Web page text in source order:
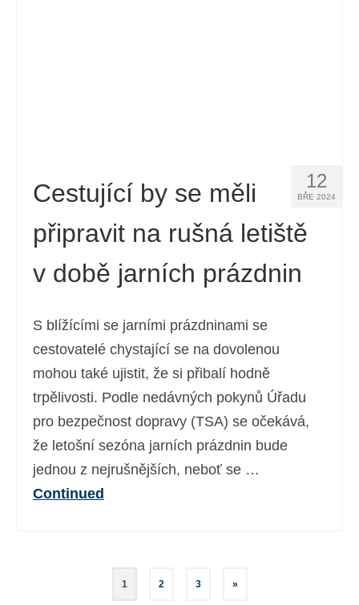
12
BŘE 2024
Cestující by se měli
připravit na rušná letiště
v době jarních prázdnin
S blížícími se jarními prázdninami se
cestovatelé chystající se na dovolenou
mohou také ujistit, že si přibalí hodně
trpělivosti. Podle nedávných pokynů Úřadu
pro bezpečnost dopravy (TSA) se očekává,
že letošní sezóna jarních prázdnin bude
jednou z nejrušnějších, neboť se …
Continued
Stránkování
1 2 3 »